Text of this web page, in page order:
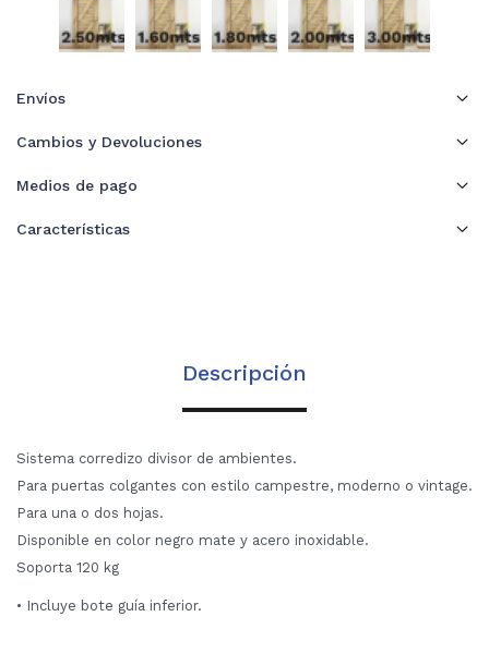
Envíos
Cambios y Devoluciones
Medios de pago
Características
Descripción
Sistema corredizo divisor de ambientes.
Para puertas colgantes con estilo campestre, moderno o vintage.
Para una o dos hojas.
Disponible en color negro mate y acero inoxidable.
Soporta 120 kg
• Incluye bote guía inferior.